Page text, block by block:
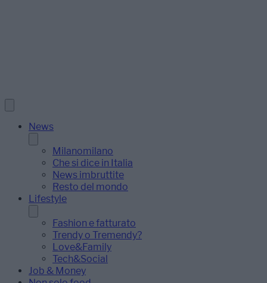
News
Milanomilano
Che si dice in Italia
News imbruttite
Resto del mondo
Lifestyle
Fashion e fatturato
Trendy o Tremendy?
Love&Family
Tech&Social
Job & Money